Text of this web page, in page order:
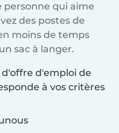
qui aime
des postes de
moins de temps
sac à langer.
d'emploi de
à vos critères